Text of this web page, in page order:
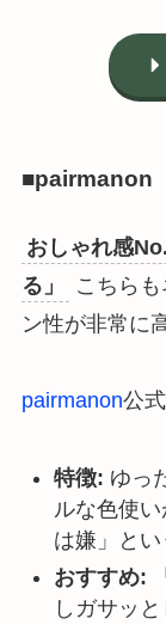
■pairmanon
おしゃれ感
る」
こちら
ン性が非常に
pairmanon公
特徴: ゆっ
ルな色使
は嫌」とい
おすすめ:
しガサッ